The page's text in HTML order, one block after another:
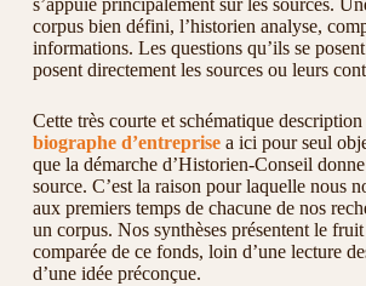
s’appuie principalement sur les sources.
corpus bien défini, l’historien analyse,
informations. Les questions qu’ils se
posent directement les sources ou leurs
Cette très courte et schématique description
biographe d’entreprisea ici pour seul
que la démarche d’Historien-Conseil
source. C’est la raison pour laquelle nous
aux premiers temps de chacune de nos
un corpus. Nos synthèses présentent le fruit
comparée de ce fonds, loin d’une lecture
d’une idée préconçue.